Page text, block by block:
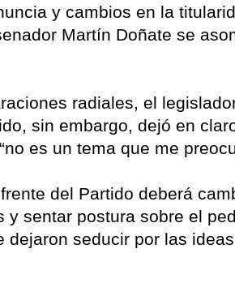
y cambios en la
Martín Doñate se
radiales, el
sin embargo, dejó en
es un tema que me
del Partido deberá
y sentar postura sobre el
dejaron seducir por las